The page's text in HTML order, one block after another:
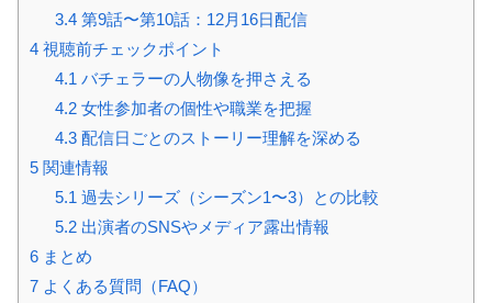
3.4第9話〜第10話：12月16日配信
4 視聴前チェックポイント
4.1 バチェラーの人物像を押さえる
4.2女性参加者の個性や職業を把握
4.3配信日ごとのストーリー理解を深める
5 関連情報
5.1 過去シリーズ（シーズン1〜3）との比較
5.2出演者のSNSやメディア露出情報
6 まとめ
7 よくある質問（FAQ）